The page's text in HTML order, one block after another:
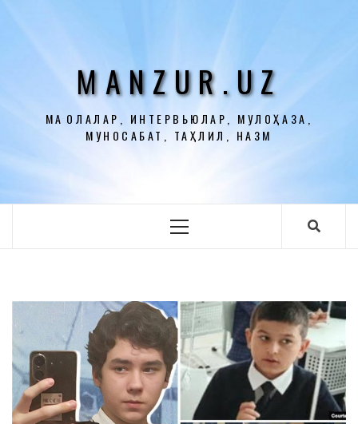
MANZUR.UZ
МАҚОЛАЛАР, ИНТЕРВЬЮЛАР, МУЛОҲАЗА,
МУНОСАБАТ, ТАҲЛИЛ, НАЗМ
меню